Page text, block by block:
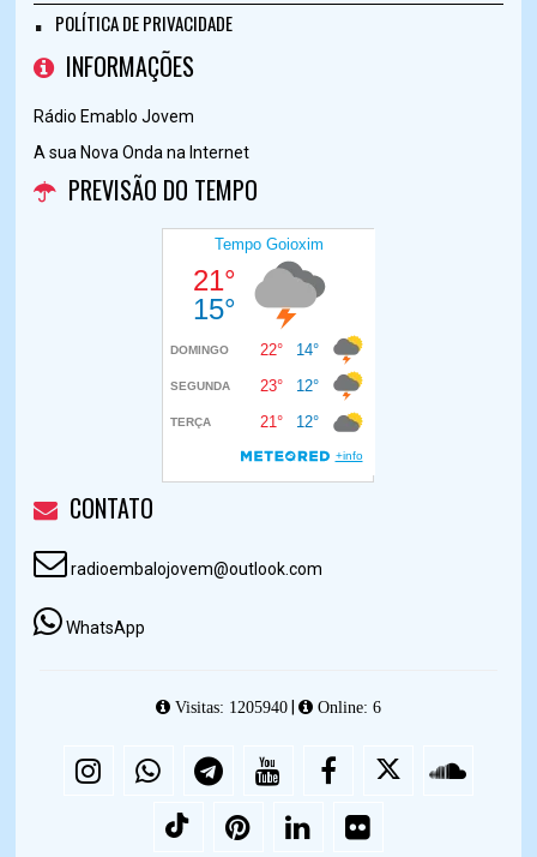
POLÍTICA DE PRIVACIDADE
INFORMAÇÕES
Rádio Emablo Jovem
A sua Nova Onda na Internet
PREVISÃO DO TEMPO
CONTATO
radioembalojovem@outlook.com
WhatsApp
Visitas: 1205940| Online: 6